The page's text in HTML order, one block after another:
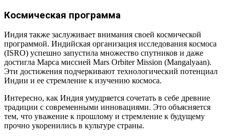
Космическая программа
Индия также заслуживает внимания своей космической
программой. Индийская организация исследования космоса
(ISRO) успешно запустила множество спутников и даже
достигла Марса миссией Mars Orbiter Mission (Mangalyaan).
Эти достижения подчеркивают технологический потенциал
Индии и ее стремление к изучению космоса.
Интересно, как Индия умудряется сочетать в себе древние
традиции с современными инновациями. Это объясняется
тем, что уважение к прошлому и стремление к будущему
прочно укоренились в культуре страны.